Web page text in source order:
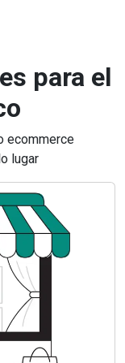
para el
ecommerce
lugar